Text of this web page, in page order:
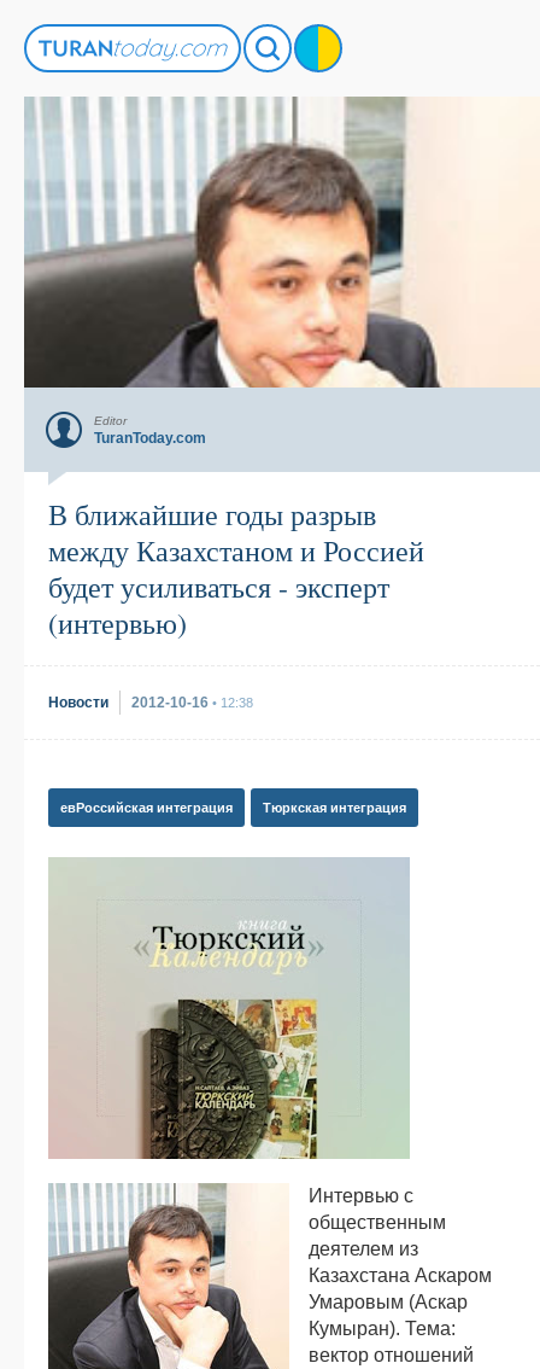
Editor
TuranToday.com
В ближайшие годы разрыв
между Казахстаном и Россией
будет усиливаться - эксперт
(интервью)
Новости 2012-10-16 • 12:38
евРоссийская интеграция Тюркская интеграция
Интервью с
общественным
деятелем из
Казахстана Аскаром
Умаровым (Аскар
Кумыран). Тема:
вектор отношений